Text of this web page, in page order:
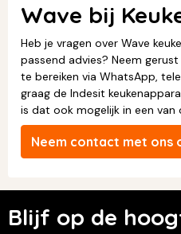
Wave bij
Heb je vragen over Wave
passend advies? Neem gerust
te bereiken via WhatsApp,
graag de Indesit
is dat ook mogelijk in een van
Neem contact met ons
Blijf op de